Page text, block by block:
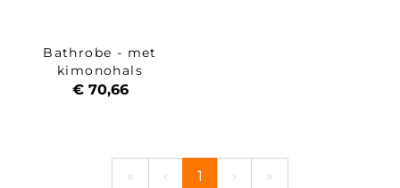
Bathrobe - met
kimonohals
€ 70,66
« ‹ 1 › »